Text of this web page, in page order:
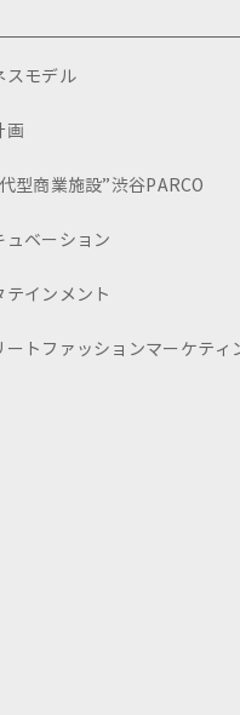
スモデル
画
型商業施設”渋谷PARCO
ュベーション
テインメント
ートファッションマーケティ